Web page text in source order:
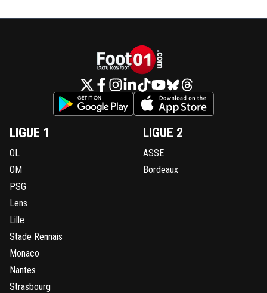
LIGUE 1
OL
OM
PSG
Lens
Lille
Stade Rennais
Monaco
Nantes
Strasbourg
LIGUE 2
ASSE
Bordeaux